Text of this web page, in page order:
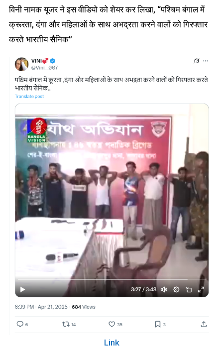
विनी नामक यूजर ने इस वीडियो को शेयर कर लिखा, “पश्चिम बंगाल में
क्रूरता, दंगा और महिलाओं के साथ अभद्रता करने वालों को गिरफ्तार
करते भारतीय सैनिक”
Link